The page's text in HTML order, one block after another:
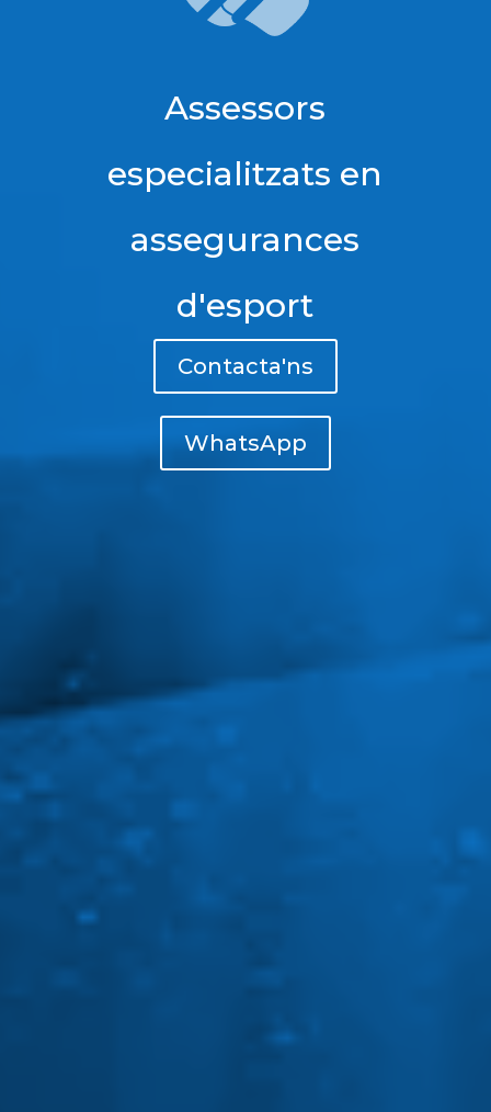
Assessors
especialitzats en
assegurances
d'esport
Contacta'ns
WhatsApp